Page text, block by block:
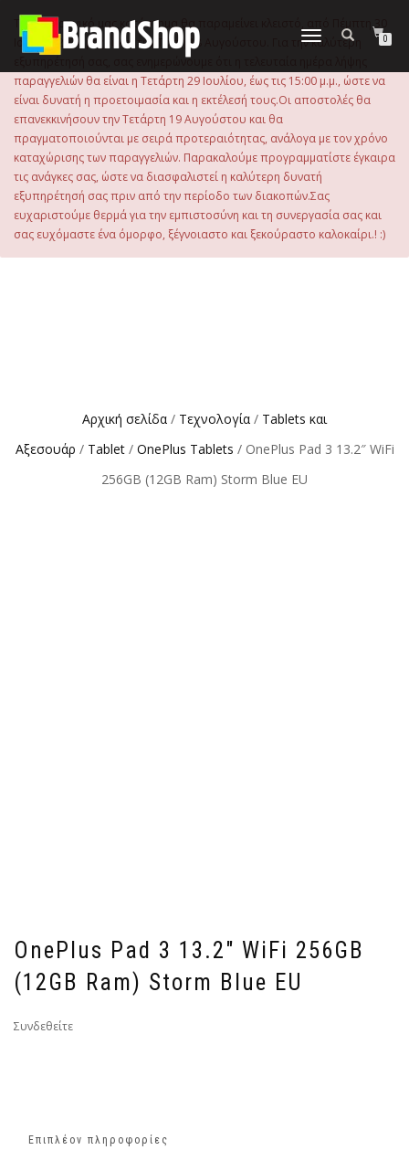
περιεχόμενο
Εναλλαγή
0
Το ηλεκτρονικό μας κατάστημα θα παραμείνει κλειστό, από Πέμπτη 30
Ιουλίου 2026 μέχρι και την Τρίτη 18 Αυγούστου. Για την καλύτερη
εξυπηρέτησή σας, σας ενημερώνουμε ότι η τελευταία ημέρα λήψης
παραγγελιών θα είναι η Τετάρτη 29 Ιουλίου, έως τις 15:00 μ.μ., ώστε να
είναι δυνατή η προετοιμασία και η εκτέλεσή τους.Οι αποστολές θα
επανεκκινήσουν την Τετάρτη 19 Αυγούστου και θα
πραγματοποιούνται με σειρά προτεραιότητας, ανάλογα με τον χρόνο
καταχώρισης των παραγγελιών. Παρακαλούμε προγραμματίστε έγκαιρα
τις ανάγκες σας, ώστε να διασφαλιστεί η καλύτερη δυνατή
εξυπηρέτησή σας πριν από την περίοδο των διακοπών.Σας
ευχαριστούμε θερμά για την εμπιστοσύνη και τη συνεργασία σας και
σας ευχόμαστε ένα όμορφο, ξέγνοιαστο και ξεκούραστο καλοκαίρι.! :)
Αρχική σελίδα / Τεχνολογία / Tablets και
Αξεσουάρ / Tablet/ OnePlus Tablets / OnePlus Pad 3 13.2″ WiFi
256GB (12GB Ram) Storm Blue EU
OnePlus Pad 3 13.2″ WiFi 256GB
(12GB Ram) Storm Blue EU
Συνδεθείτε
Επιπλέον πληροφορίες